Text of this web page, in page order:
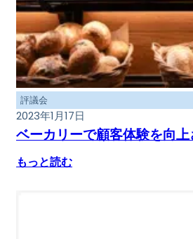
評議会
2023年1月17日
ベーカリーで顧客体験を向
もっと読む